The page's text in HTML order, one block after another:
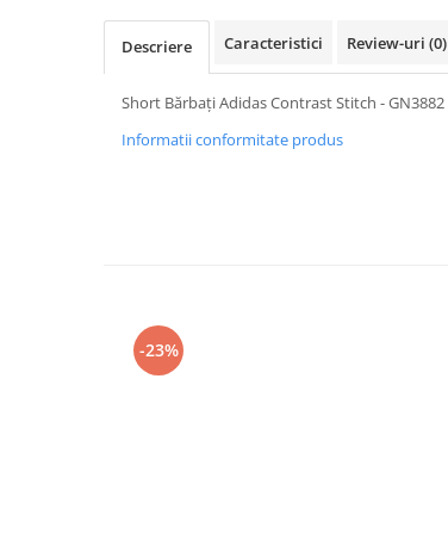
Descriere Caracteristici Review-uri (0)
Short Bărbați Adidas Contrast Stitch - GN3882
Informatii conformitate produs
-23%